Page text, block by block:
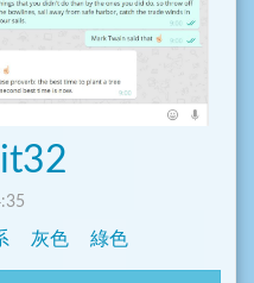
灰色 綠色